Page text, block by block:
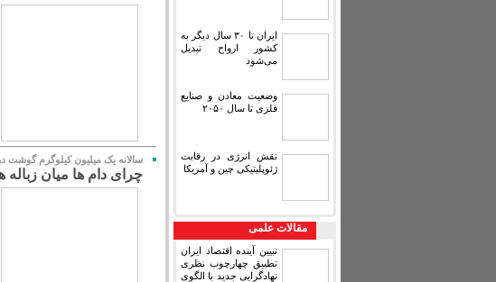
ایران تا ۳۰ سال دیگر به
کشور ارواح تبدیل
می‌شود
وضعیت معادن و صنایع
فلزی تا سال ۲۰۵۰
نقش انرژی در رقابت
ژئوپلیتیکی چین و آمریکا
مقالات علمی
تبیین آینده اقتصاد ایران
تطبیق چهارچوب نظری
نهادگرایی جدید با الگوی
سالانه یک میلیون کیلوگرم گوشت
چرای دام ها میان